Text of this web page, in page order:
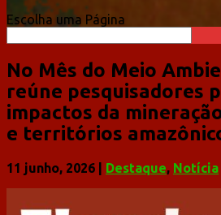
Escolha uma Página
No Mês do Meio
reúne pesquisadores
impactos da
e territórios
11 junho, 2026 Destaque, Notícia